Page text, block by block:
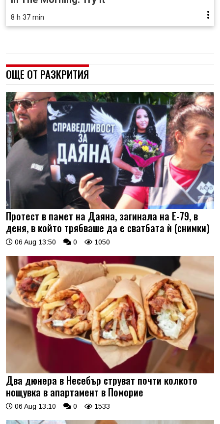
8 h 37 min
ОЩЕ ОТ РАЗКРИТИЯ
Протест в памет на Даяна, загинала на Е-79, в
деня, в който трябваше да е сватбата ѝ (снимки)
06 Aug 13:50 0 1050
Два дюнера в Несебър струват почти колкото
нощувка в апартамент в Поморие
06 Aug 13:10 0 1533